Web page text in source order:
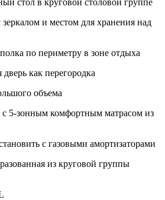
зеркалом и местом для хранения над
по периметру в зоне отдыха
как перегородка
объема
5-зонным комфортным матрасом из
с газовыми амортизаторами
из круговой группы